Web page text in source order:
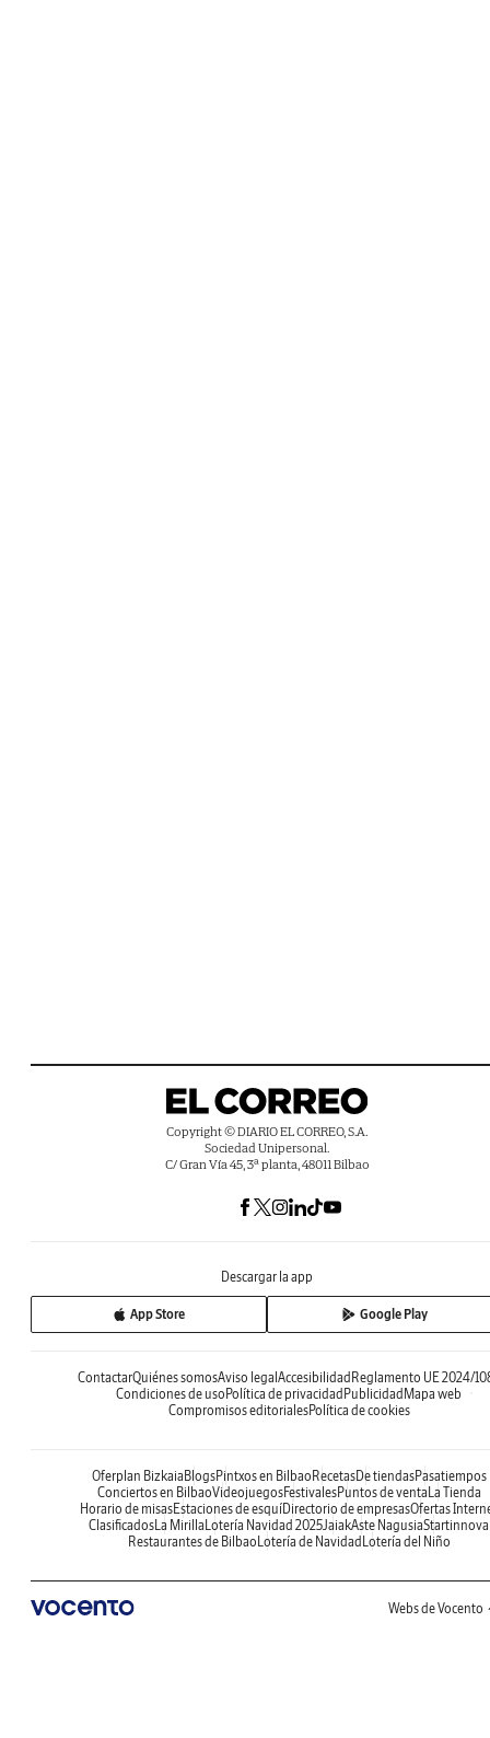
Copyright © DIARIO EL CORREO, S.A.
Sociedad Unipersonal.
C/ Gran Vía 45, 3ª planta, 48011 Bilbao
Descargar la app
App Store Google Play
ContactarQuiénes somosAviso legal Accesibilidad Reglamento UE 2024/
Condiciones de uso Política de privacidad Publicidad Mapa web
Compromisos editorialesPolítica de cookies
Oferplan Bizkaia BlogsPintxos en Bilbao RecetasDe tiendasPasatiempos
Conciertos en BilbaoVideojuegosFestivalesPuntos de venta La Tienda
Horario de misasEstaciones de esquíDirectorio de empresasOfertas
Clasificados La Mirilla Lotería Navidad 2025JaiakAste NagusiaStartinnova
Restaurantes de Bilbao Lotería de Navidad Lotería del Niño
Webs de Vocento